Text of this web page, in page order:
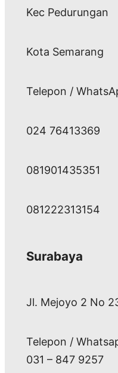
Kec Pedurungan
Kota Semarang
Telepon /
024 76413369
081901435351
081222313154
Surabaya
Jl. Mejoyo 2 No
Telepon /
031 – 847 9257